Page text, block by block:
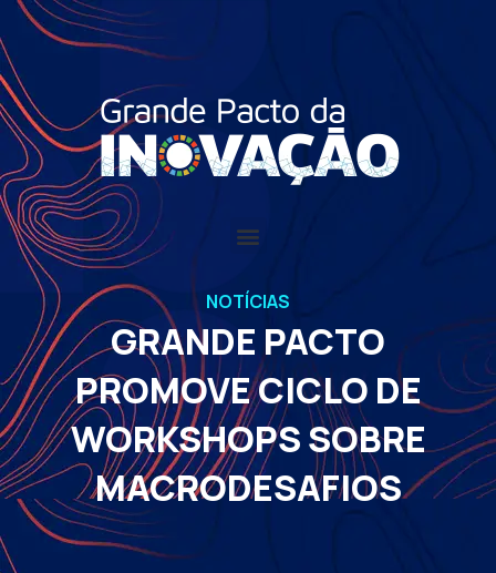
NOTÍCIAS
GRANDE PACTO
PROMOVE CICLO DE
WORKSHOPS SOBRE
MACRODESAFIOS